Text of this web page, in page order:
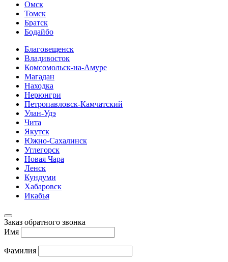
Омск
Томск
Братск
Бодайбо
Благовещенск
Владивосток
Комсомольск-на-Амуре
Магадан
Находка
Нерюнгри
Петропавловск-Камчатский
Улан-Удэ
Чита
Якутск
Южно-Сахалинск
Углегорск
Новая Чара
Ленск
Кундуми
Хабаровск
Икабья
Заказ обратного звонка
Имя
Фамилия